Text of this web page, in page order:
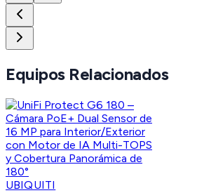
Equipos Relacionados
UBIQUITI